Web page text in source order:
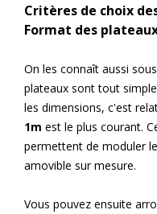
Critères de choix
Format des
On les connaît aussi
plateaux sont tout
les dimensions, c'est
1m est le plus courant.
permettent de moduler
amovible sur mesure.
Vous pouvez ensuite